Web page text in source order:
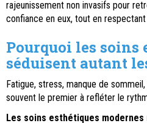
rajeunissement non invasifs pour
confiance en eux, tout en respectant
Pourquoi les soins
séduisent autant
Fatigue, stress, manque de
souvent le premier à refléter le
Les soins esthétiques modernes